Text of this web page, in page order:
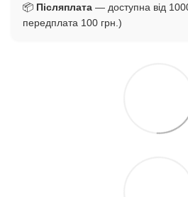
📦 Післяплата — доступна від
передплата 100 грн.)